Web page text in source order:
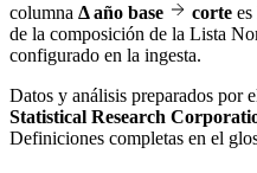
columna Δ año base corte
de la composición de la Lista
configurado en la ingesta.
Datos y análisis preparados por
Statistical Research
Definiciones completas en el